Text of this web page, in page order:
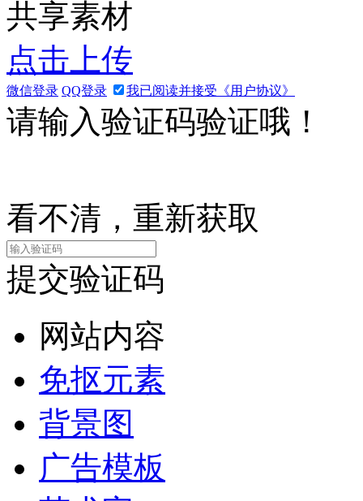
共享素材
点击上传
微信登录 QQ登录 我已阅读并接受《用户协议》
请输入验证码验证哦！
看不清，重新获取
提交验证码
网站内容
免抠元素
背景图
广告模板